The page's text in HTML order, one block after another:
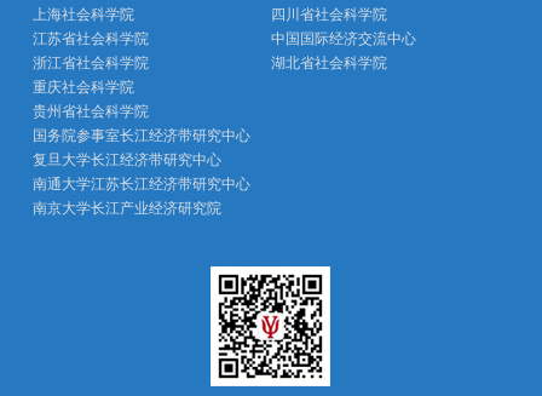
上海社会科学院
江苏省社会科学院
浙江省社会科学院
四川省社会科学院
中国国际经济交流中心
湖北省社会科学院
重庆社会科学院
贵州省社会科学院
国务院参事室长江经济带研究中心
复旦大学长江经济带研究中心
南通大学江苏长江经济带研究中心
南京大学长江产业经济研究院